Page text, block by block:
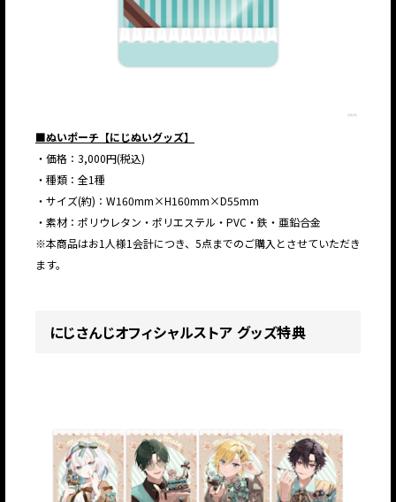
■ぬいポーチ【にじぬいグッズ】
・価格：3,000円(税込)
・種類：全1種
・サイズ(約)：W160mm×H160mm×D55mm
・素材：ポリウレタン・ポリエステル・PVC・鉄・亜鉛合金
※本商品はお1人様1会計につき、5点までのご購入とさせていただき
ます。
にじさんじオフィシャルストア グッズ特典